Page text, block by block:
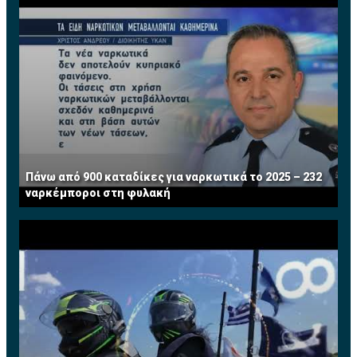
αρχικά ως χρηματοοικονομικός αναλυτής και
μετέπειτα ως Διευθυντής Χαρτοφυλακίου στο Τμήμα
Τραπεζικών Εργασιών. Από το 2008 μέχρι και την
εθελούσια αποχώρησή της από την τράπεζα τον Ιούλιο
του 2013 κατείχε την θέση του Ανώτερου Διευθυντή
και ηγείτο της Διεύθυνσης Τραπεζικών Εργασιών
Μεγάλων Επιχειρήσεων. Διαθέτει πέραν των 25
χρόνων πολύπλευρης εμπειρίας σε τραπεζικά θέματα.
Τώρα ασκεί το επάγγελμα του Συμβούλου
Επιχειρήσεων σε χρηματοοικονομικά θέματα. Έχει
διατελέσει μέλος του Συμβουλίου του Institute of
Financial Services (IFS) Κύπρου.
Πάνω από 900 καταδίκες για ναρκωτικά το 2025 – 232
ναρκέμποροι στη φυλακή